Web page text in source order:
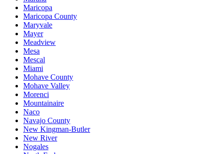
Maricopa
Maricopa County
Maryvale
Mayer
Meadview
Mesa
Mescal
Miami
Mohave County
Mohave Valley
Morenci
Mountainaire
Naco
Navajo County
New Kingman-Butler
New River
Nogales